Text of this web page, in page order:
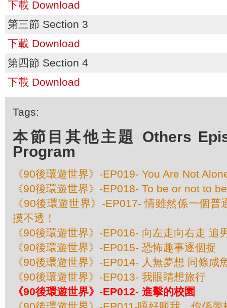
下載 Download
第三節 Section 3
下載 Download
第四節 Section 4
下載 Download
Tags:
本節目其他主題 Others
Program
《90後環遊世界》-EP019- You Are Not
《90後環遊世界》-EP018- To be or not to
《90後環遊世界》-EP017- 情雖然係一個普
摸不透！
《90後環遊世界》-EP016- 向左走向右走 追
《90後環遊世界》-EP015- 恐怖趣事逐個捉
《90後環遊世界》-EP014- 人無夢想 同條咸
《90後環遊世界》-EP013- 我眼睛想旅行
《90後環遊世界》-EP012- 進擊的校園